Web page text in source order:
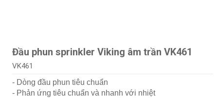
Đầu phun sprinkler Viking âm trần VK461
VK461
- Dòng đầu phun tiêu chuẩn
- Phản ứng tiêu chuẩn và nhanh với nhiệt